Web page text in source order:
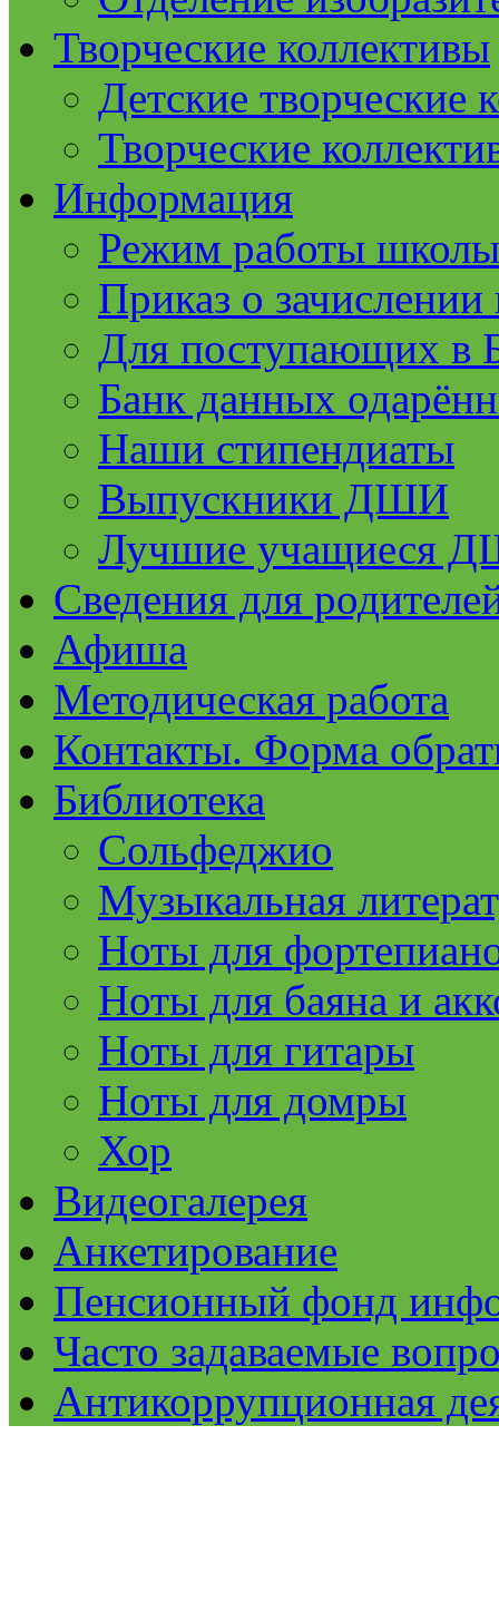
Творческие коллективы
Детские творческие
Творческие
Информация
Режим работы школы
Приказ о зачислении
Для поступающих
Банк данных
Наши стипендиаты
Выпускники ДШИ
Лучшие учащиеся
Сведения для
Афиша
Методическая работа
Контакты. Форма
Библиотека
Сольфеджио
Музыкальная
Ноты для
Ноты для баяна и
Ноты для гитары
Ноты для домры
Хор
Видеогалерея
Анкетирование
Пенсионный фонд
Часто задаваемые
Антикоррупционная